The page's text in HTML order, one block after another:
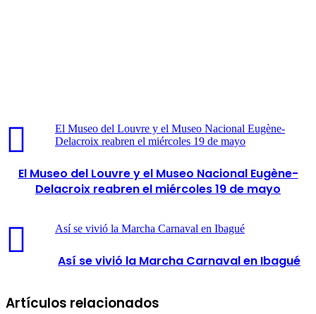
El Museo del Louvre y el Museo Nacional Eugène-
Delacroix reabren el miércoles 19 de mayo
El Museo del Louvre y el Museo Nacional Eugène-
Delacroix reabren el miércoles 19 de mayo
Así se vivió la Marcha Carnaval en Ibagué
Así se vivió la Marcha Carnaval en Ibagué
Artículos relacionados